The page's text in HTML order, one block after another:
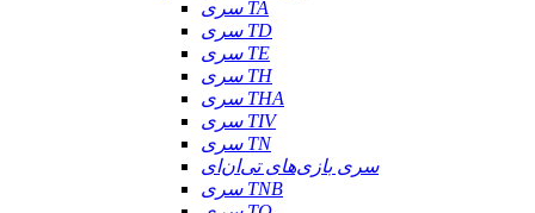
سری TA
سری TD
سری TE
سری TH
سری THA
سری TIV
سری TN
سری بازی‌های تی‌ان‌ای
سری TNB